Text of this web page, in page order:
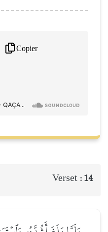
Copier
Verset : 14